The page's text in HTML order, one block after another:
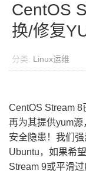
CentOS
换/修复
分类: Linux运维
CentOS Stream
再为其提供yum
安全隐患！我们
Ubuntu，如果希
Stream 9或平滑